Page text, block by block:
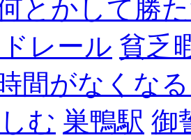
とかして勝
レール 貧乏
間がなくな
む 巣鴨駅 御